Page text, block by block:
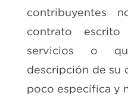
contribuyentes
contrato
servicios o
descripción de su
poco específica y